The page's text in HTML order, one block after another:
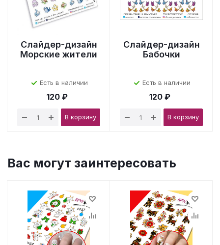
Слайдер-дизайн
Морские жители
Есть в наличии
120 ₽
В корзину
Слайдер-дизайн
Бабочки
Есть в наличии
120 ₽
В корзину
Вас могут заинтересовать